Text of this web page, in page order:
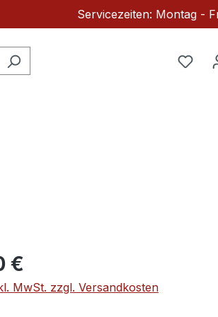
Servicezeiten: Montag -
Du
€
MwSt. zzgl. Versandkosten